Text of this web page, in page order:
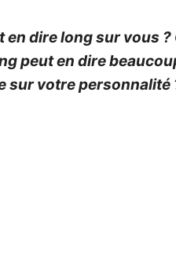
dire long sur vous
peut en dire
votre